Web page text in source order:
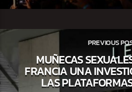
PREVIOUS
MUÑECAS
FRANCIA UNA
LAS